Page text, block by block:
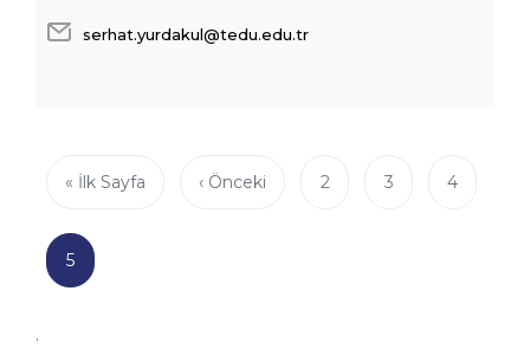
serhat.yurdakul@tedu.edu.tr
Sayfalama
İlk
« İlk Sayfa
Önceki
‹ Önceki Page
2 Page
3 Page
4
Şu
an
5
.